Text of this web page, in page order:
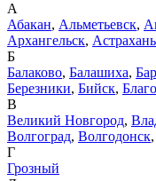
А
Абакан, Альметьевск,
Архангельск, Астрахань
Б
Балаково, Балашиха,
Березники, Бийск,
В
Великий Новгород,
Волгоград, Волгодонск,
Г
Грозный